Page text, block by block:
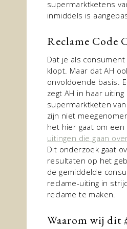
supermarktketens
inmiddels is
Reclame Code
Dat je als
klopt. Maar dat AH
onvoldoende basis.
zegt AH in haar
supermarktketen
zijn niet
het hier gaat om
uitingen die gaan
Dit onderzoek gaat
resultaten op het
de gemiddelde
reclame-uiting in
reclame te maken.
Waarom wij dit